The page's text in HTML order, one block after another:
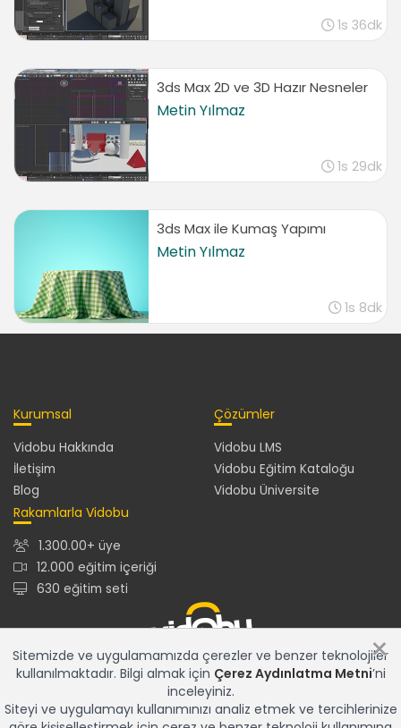
1s 36dk
3ds Max 2D ve 3D Hazır Nesneler
Metin Yılmaz
1s 29dk
3ds Max ile Kumaş Yapımı
Metin Yılmaz
1s 8dk
Kurumsal
Vidobu Hakkında
İletişim
Blog
Çözümler
Vidobu LMS
Vidobu Eğitim Kataloğu
Vidobu Üniversite
Rakamlarla Vidobu
1.300.00+ üye
12.000 eğitim içeriği
630 eğitim seti
12.000+ eğitim içeriğiyle en güncel ve en zengin eğitim
kataloğu ve gelişmiş özelliklere sahip Vidobu LMS ile tüm
eğitim çözümleriniz için tek adres...
×
Sitemizde ve uygulamamızda çerezler ve benzer teknolojiler
kullanılmaktadır. Bilgi almak için Çerez Aydınlatma Metni’ni
inceleyiniz.
Siteyi ve uygulamayı kullanımınızı analiz etmek ve tercihlerinize